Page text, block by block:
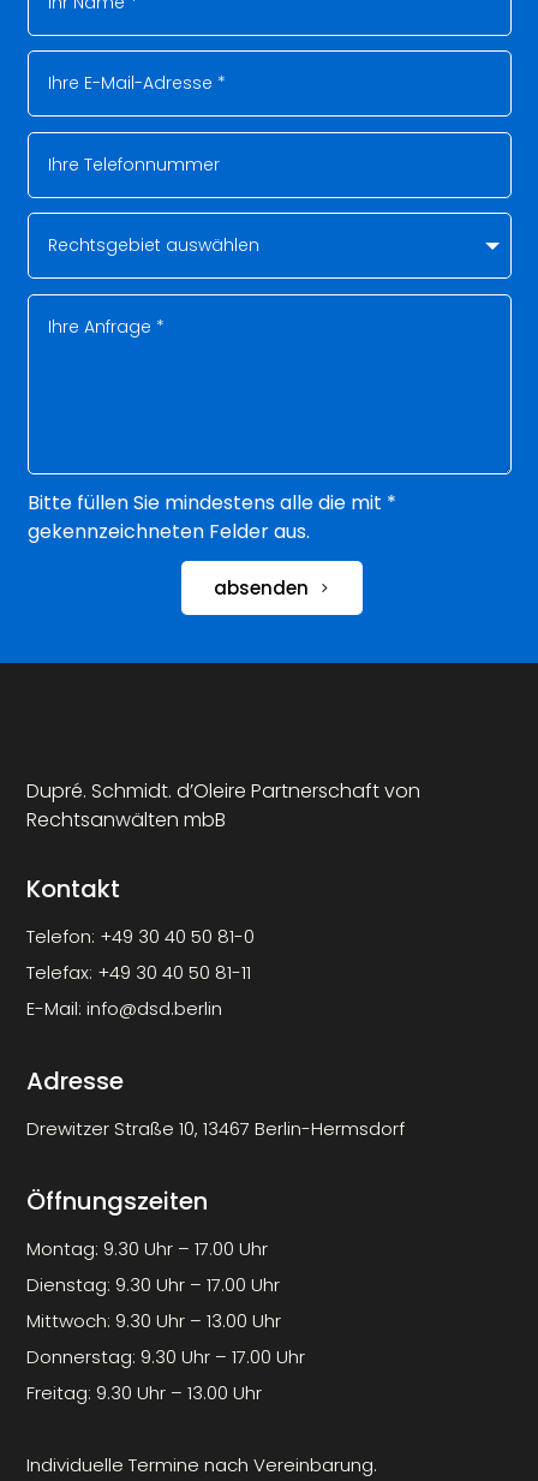
Bitte füllen Sie mindestens alle die mit *
gekennzeichneten Felder aus.
absenden
Dupré. Schmidt. d’Oleire Partnerschaft von
Rechtsanwälten mbB
Kontakt
Telefon: +49 30 40 50 81-0
Telefax: +49 30 40 50 81-11
E-Mail:info@dsd.berlin
Adresse
Drewitzer Straße 10, 13467 Berlin-Hermsdorf
Öffnungszeiten
Montag: 9.30 Uhr – 17.00 Uhr
Dienstag: 9.30 Uhr – 17.00 Uhr
Mittwoch: 9.30 Uhr – 13.00 Uhr
Donnerstag: 9.30 Uhr – 17.00 Uhr
Freitag: 9.30 Uhr – 13.00 Uhr
Individuelle Termine nach Vereinbarung.